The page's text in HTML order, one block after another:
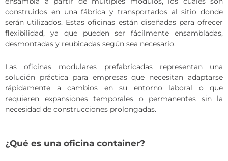
construidos en una fábrica y transportados al sitio donde
serán utilizados. Estas oficinas están diseñadas para ofrecer
flexibilidad, ya que pueden ser fácilmente ensambladas,
desmontadas y reubicadas según sea necesario.
Las oficinas modulares prefabricadas representan una
solución práctica para empresas que necesitan adaptarse
rápidamente a cambios en su entorno laboral o que
requieren expansiones temporales o permanentes sin la
necesidad de construcciones prolongadas.
¿Qué es una oficina container?